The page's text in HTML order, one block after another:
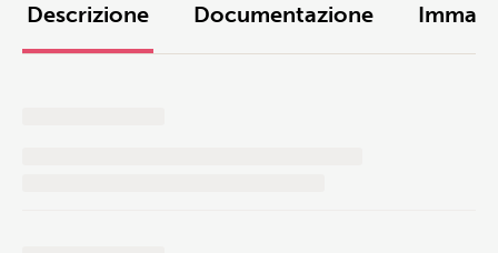
Descrizione Documentazione